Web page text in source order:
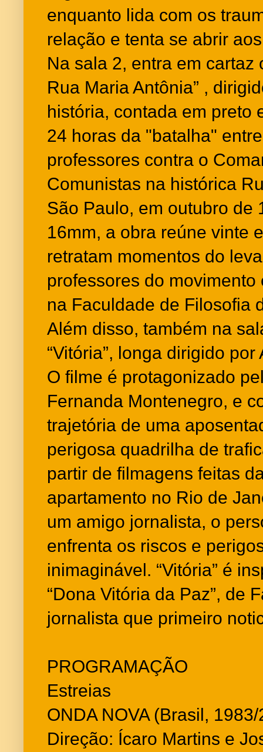
enquanto lida com os
relação e tenta se abrir
Na sala 2, entra em cartaz
Rua Maria Antônia” ,
história, contada em preto
24 horas da "batalha"
professores contra o
Comunistas na histórica
São Paulo, em outubro de
16mm, a obra reúne vinte
retratam momentos do
professores do
na Faculdade de Filosofia
Além disso, também na
“Vitória”, longa dirigido
O filme é protagonizado
Fernanda Montenegro, e
trajetória de uma
perigosa quadrilha de
partir de filmagens feitas
apartamento no Rio de
um amigo jornalista, o
enfrenta os riscos e
inimaginável. “Vitória” é
“Dona Vitória da Paz”, de
jornalista que primeiro
PROGRAMAÇÃO
Estreias
ONDA NOVA (Brasil,
Direção: Ícaro Martins e